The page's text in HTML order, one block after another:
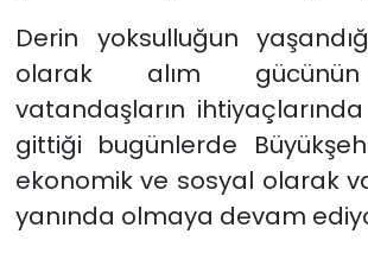
Derin yoksulluğun
olarak alım
vatandaşların ihtiyaçlarında
gittiği bugünlerde
ekonomik ve sosyal olarak
yanında olmaya devam